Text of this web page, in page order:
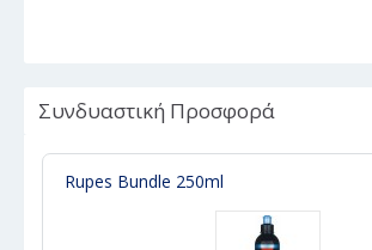
Συνδυαστική Προσφορά
Rupes Bundle 250ml